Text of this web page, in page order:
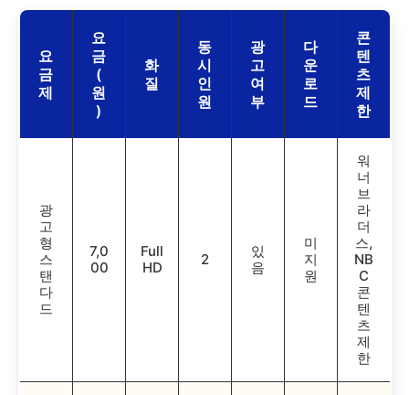
요
금
제
요
금
(
원
)
화
질
동
시
인
원
광
고
여
부
다
운
로
드
콘
텐
츠
제
한
광
고
형
스
탠
다
드
7,0
00
Full
HD
2
있
음
미
지
원
워
너
브
라
더
스,
NB
C
콘
텐
츠
제
한